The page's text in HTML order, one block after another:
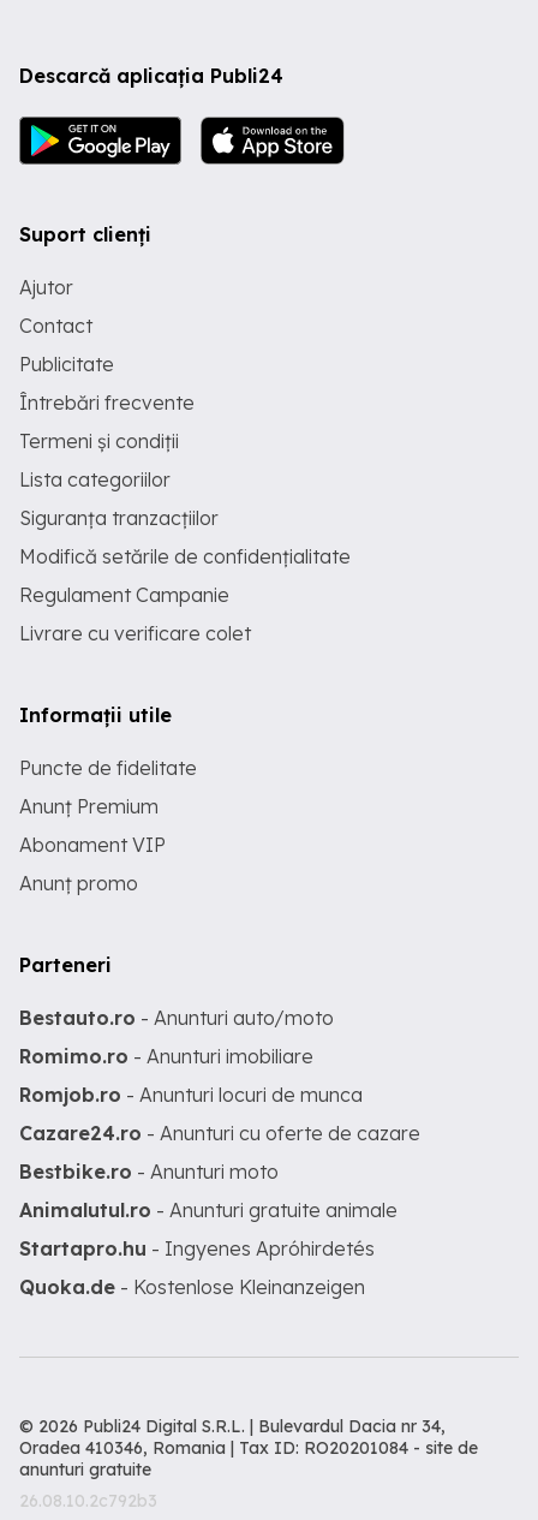
Descarcă aplicația Publi24
Suport clienți
Ajutor
Contact
Publicitate
Întrebări frecvente
Termeni și condiții
Lista categoriilor
Siguranța tranzacțiilor
Modifică setările de confidențialitate
Regulament Campanie
Livrare cu verificare colet
Informații utile
Puncte de fidelitate
Anunț Premium
Abonament VIP
Anunț promo
Parteneri
Bestauto.ro - Anunturi auto/moto
Romimo.ro - Anunturi imobiliare
Romjob.ro - Anunturi locuri de munca
Cazare24.ro - Anunturi cu oferte de cazare
Bestbike.ro - Anunturi moto
Animalutul.ro - Anunturi gratuite animale
Startapro.hu - Ingyenes Apróhirdetés
Quoka.de - Kostenlose Kleinanzeigen
© 2026 Publi24 Digital S.R.L. | Bulevardul Dacia nr 34,
Oradea 410346, Romania | Tax ID: RO20201084 - site de
anunturi gratuite
26.08.10.2c792b3